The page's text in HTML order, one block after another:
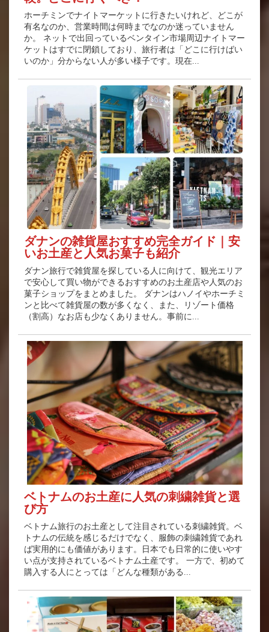
ホーチミンでナイトマーケットに行きたいけれど、どこが
有名なのか、営業時間は何時までなのか迷っていません
か。 ネットで出回っているベンタイン市場周辺ナイトマー
ケットはすでに閉鎖しており、旅行者は「どこに行けばい
いのか」分からない人が多い様子です。現在...
ダナンの雑貨屋おすすめ完全ガイド｜安
いお土産と人気お菓子も紹介
ダナン旅行で雑貨屋を探している人に向けて、観光エリア
で安心して買い物ができるおすすめのお土産店や人気のお
菓子ショップをまとめました。 ダナンはハノイやホーチミ
ンと比べて雑貨屋の数が多くなく、また、リゾート価格
（割高）なお店も少なくありません。事前に...
ベトナムのお土産に人気の刺繍雑貨と選
び方
ベトナム旅行のお土産として注目されている刺繍雑貨。ベ
トナムの伝統を感じるだけでなく、服飾の刺繍雑貨であれ
ば実用的にも価値があります。日本でも日常的に使いやす
い点が支持されているベトナム土産です。 一方で、初めて
購入する人にとっては「どんな種類がある...